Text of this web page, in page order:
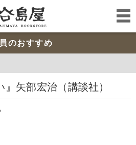
のおすすめ
』矢部宏治（講談社）